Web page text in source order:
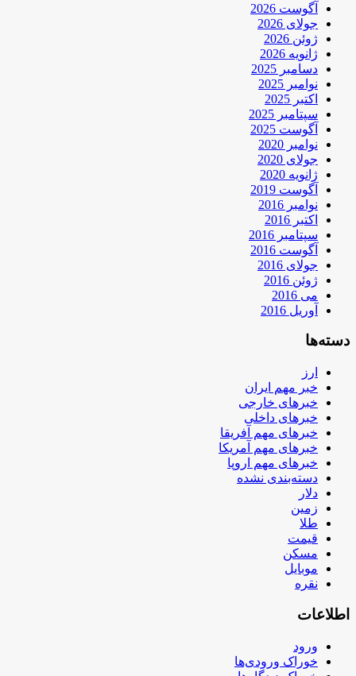
آگوست 2026
جولای 2026
ژوئن 2026
ژانویه 2026
دسامبر 2025
نوامبر 2025
اکتبر 2025
سپتامبر 2025
آگوست 2025
نوامبر 2020
جولای 2020
ژانویه 2020
آگوست 2019
نوامبر 2016
اکتبر 2016
سپتامبر 2016
آگوست 2016
جولای 2016
ژوئن 2016
می 2016
آوریل 2016
دسته‌ها
ارز
خبر مهم ایران
خبرهای خارجی
خبرهای داخلی
خبرهای مهم آفریقا
خبرهای مهم آمریکا
خبرهای مهم اروپا
دسته‌بندی نشده
دلار
زمین
طلا
قیمت
مسکن
موبایل
نقره
اطلاعات
ورود
خوراک ورودی‌ها